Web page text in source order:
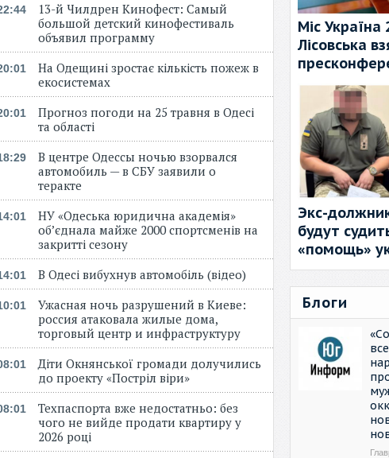
13-й Чилдрен Кинофест: Самый
большой детский кинофестиваль
объявил программу
На Одещині зростає кількість пожеж в
екосистемах
Прогноз погоди на 25 травня в Одесі
та області
В центре Одессы ночью взорвался
автомобиль — в СБУ заявили о
теракте
НУ «Одеська юридична академія»
об’єднала майже 2000 спортсменів на
закритті сезону
В Одесі вибухнув автомобіль (відео)
Ужасная ночь разрушений в Киеве:
россия атаковала жилые дома,
торговый центр и инфраструктуру
Діти Окнянської громади долучились
до проекту «Постріл віри»
Техпаспорта вже недостатньо: без
чого не вийде продати квартиру у
2026 році
Міс Україна
Лісовська
Экс-
будут
«помощь»
Блоги